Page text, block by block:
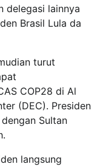
delegasi lainnya
Brasil Lula da
turut
COP28 di Al
(DEC). Presiden
Sultan
langsung